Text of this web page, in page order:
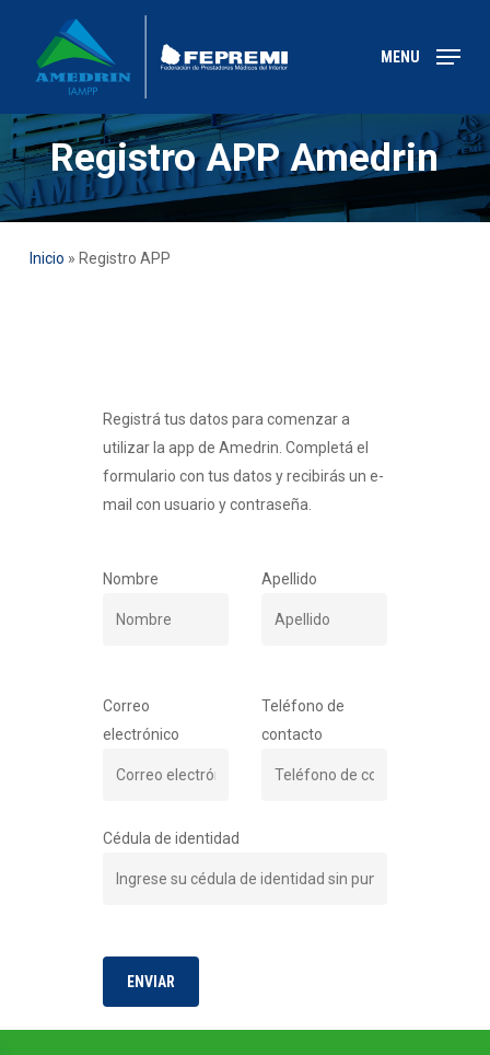
MENU
Registro APP Amedrin
Inicio » Registro APP
Registrá tus datos para comenzar a
utilizar la app de Amedrin. Completá el
formulario con tus datos y recibirás un e-
mail con usuario y contraseña.
Nombre Apellido
Correo
electrónico
Teléfono de
contacto
Cédula de identidad